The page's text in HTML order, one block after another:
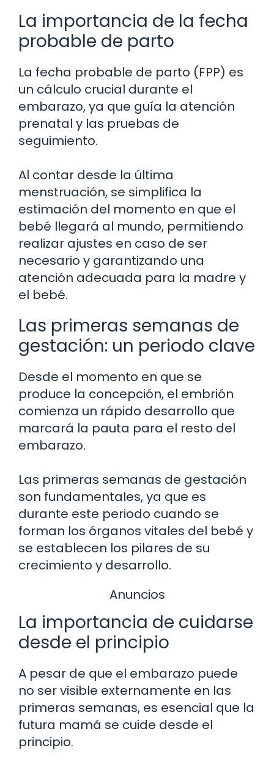
La importancia de la fecha
probable de parto
La fecha probable de parto (FPP) es
un cálculo crucial durante el
embarazo, ya que guía la atención
prenatal y las pruebas de
seguimiento.
Al contar desde la última
menstruación, se simplifica la
estimación del momento en que el
bebé llegará al mundo, permitiendo
realizar ajustes en caso de ser
necesario y garantizando una
atención adecuada para la madre y
el bebé.
Las primeras semanas de
gestación: un periodo clave
Desde el momento en que se
produce la concepción, el embrión
comienza un rápido desarrollo que
marcará la pauta para el resto del
embarazo.
Las primeras semanas de gestación
son fundamentales, ya que es
durante este periodo cuando se
forman los órganos vitales del bebé y
se establecen los pilares de su
crecimiento y desarrollo.
Anuncios
La importancia de cuidarse
desde el principio
A pesar de que el embarazo puede
no ser visible externamente en las
primeras semanas, es esencial que la
futura mamá se cuide desde el
principio.